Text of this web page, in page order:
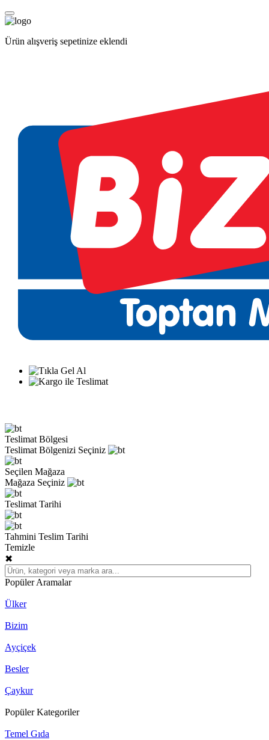
Ürün alışveriş sepetinize eklendi
Teslimat Bölgesi
Teslimat Bölgenizi Seçiniz
Seçilen Mağaza
Mağaza Seçiniz
Teslimat Tarihi
Tahmini Teslim Tarihi
Temizle
✖
Popüler Aramalar
Ülker
Bizim
Ayçiçek
Besler
Çaykur
Popüler Kategoriler
Temel Gıda